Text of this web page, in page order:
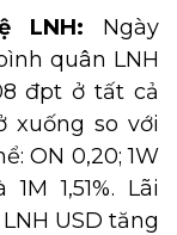
LNH: Ngày
quân LNH
đpt ở tất cả
xuống so với
ON 0,20; 1W
1,51%. Lãi
USD tăng